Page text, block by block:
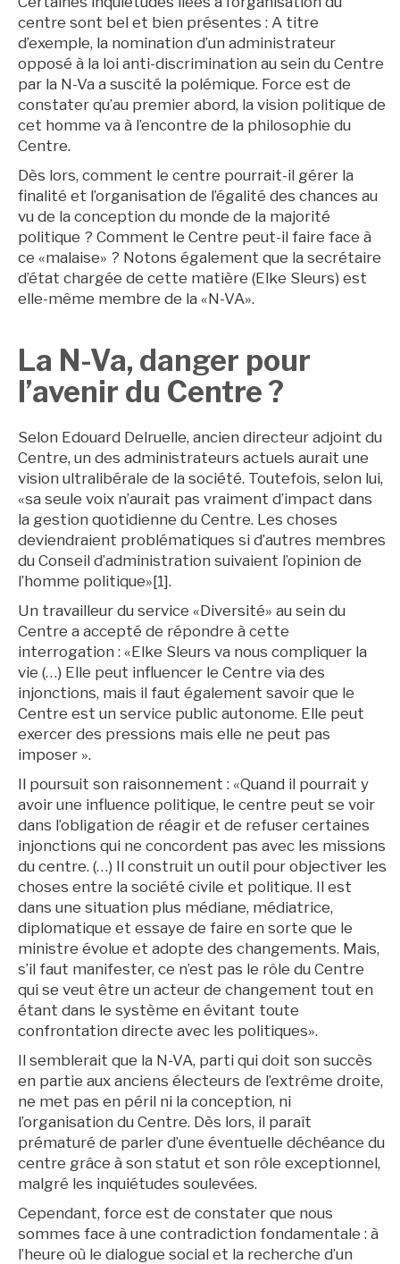
centre sont bel et bien présentes : A titre
d’exemple, la nomination d’un administrateur
opposé à la loi anti-discrimination au sein du Centre
par la N-Va a suscité la polémique. Force est de
constater qu’au premier abord, la vision politique de
cet homme va à l’encontre de la philosophie du
Centre.
Dès lors, comment le centre pourrait-il gérer la
finalité et l’organisation de l’égalité des chances au
vu de la conception du monde de la majorité
politique ? Comment le Centre peut-il faire face à
ce «malaise» ? Notons également que la secrétaire
d’état chargée de cette matière (Elke Sleurs) est
elle-même membre de la «N-VA».
La N-Va, danger pour
l’avenir du Centre ?
Selon Edouard Delruelle, ancien directeur adjoint du
Centre, un des administrateurs actuels aurait une
vision ultralibérale de la société. Toutefois, selon lui,
«sa seule voix n’aurait pas vraiment d’impact dans
la gestion quotidienne du Centre. Les choses
deviendraient problématiques si d’autres membres
du Conseil d’administration suivaient l’opinion de
l’homme politique»[1].
Un travailleur du service «Diversité» au sein du
Centre a accepté de répondre à cette
interrogation : «Elke Sleurs va nous compliquer la
vie (…) Elle peut influencer le Centre via des
injonctions, mais il faut également savoir que le
Centre est un service public autonome. Elle peut
exercer des pressions mais elle ne peut pas
imposer ».
Il poursuit son raisonnement : «Quand il pourrait y
avoir une influence politique, le centre peut se voir
dans l’obligation de réagir et de refuser certaines
injonctions qui ne concordent pas avec les missions
du centre. (…) Il construit un outil pour objectiver les
choses entre la société civile et politique. Il est
dans une situation plus médiane, médiatrice,
diplomatique et essaye de faire en sorte que le
ministre évolue et adopte des changements. Mais,
s’il faut manifester, ce n’est pas le rôle du Centre
qui se veut être un acteur de changement tout en
étant dans le système en évitant toute
confrontation directe avec les politiques».
Il semblerait que la N-VA, parti qui doit son succès
en partie aux anciens électeurs de l’extrême droite,
ne met pas en péril ni la conception, ni
l’organisation du Centre. Dès lors, il paraît
prématuré de parler d’une éventuelle déchéance du
centre grâce à son statut et son rôle exceptionnel,
malgré les inquiétudes soulevées.
Cependant, force est de constater que nous
sommes face à une contradiction fondamentale : à
l’heure où le dialogue social et la recherche d’un